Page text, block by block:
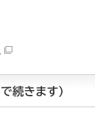
続きます）